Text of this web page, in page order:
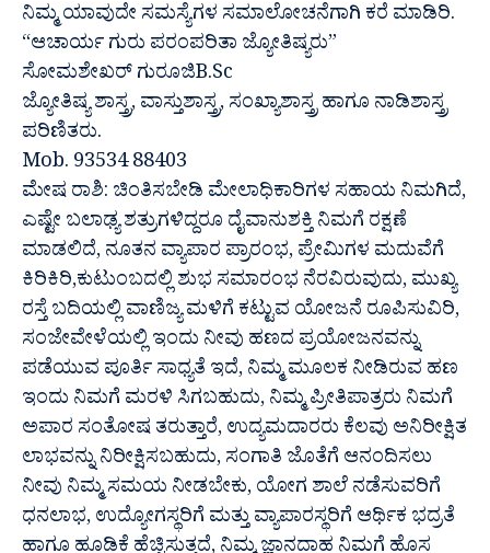
ನಿಮ್ಮ ಯಾವುದೇ ಸಮಸ್ಯೆಗಳ ಸಮಾಲೋಚನೆಗಾಗಿ ಕರೆ ಮಾಡಿರಿ.
“ಆಚಾರ್ಯ ಗುರು ಪರಂಪರಿತಾ ಜ್ಯೋತಿಷ್ಯರು”
ಸೋಮಶೇಖರ್ ಗುರೂಜಿB.Sc
ಜ್ಯೋತಿಷ್ಯ ಶಾಸ್ತ್ರ, ವಾಸ್ತುಶಾಸ್ತ್ರ, ಸಂಖ್ಯಾಶಾಸ್ತ್ರ ಹಾಗೂ ನಾಡಿಶಾಸ್ತ್ರ
ಪರಿಣಿತರು.
Mob. 93534 88403
ಮೇಷ ರಾಶಿ: ಚಿಂತಿಸಬೇಡಿ ಮೇಲಾಧಿಕಾರಿಗಳ ಸಹಾಯ ನಿಮಗಿದೆ,
ಎಷ್ಟೇ ಬಲಾಢ್ಯ ಶತ್ರುಗಳಿದ್ದರೂ ದೈವಾನುಶಕ್ತಿ ನಿಮಗೆ ರಕ್ಷಣೆ
ಮಾಡಲಿದೆ, ನೂತನ ವ್ಯಾಪಾರ ಪ್ರಾರಂಭ, ಪ್ರೇಮಿಗಳ ಮದುವೆಗೆ
ಕಿರಿಕಿರಿ,ಕುಟುಂಬದಲ್ಲಿ ಶುಭ ಸಮಾರಂಭ ನೆರವಿರುವುದು, ಮುಖ್ಯ
ರಸ್ತೆ ಬದಿಯಲ್ಲಿ ವಾಣಿಜ್ಯ ಮಳಿಗೆ ಕಟ್ಟುವ ಯೋಜನೆ ರೂಪಿಸುವಿರಿ,
ಸಂಜೇವೇಳೆಯಲ್ಲಿ ಇಂದು ನೀವು ಹಣದ ಪ್ರಯೋಜನವನ್ನು
ಪಡೆಯುವ ಪೂರ್ತಿ ಸಾಧ್ಯತೆ ಇದೆ, ನಿಮ್ಮ ಮೂಲಕ ನೀಡಿರುವ ಹಣ
ಇಂದು ನಿಮಗೆ ಮರಳಿ ಸಿಗಬಹುದು, ನಿಮ್ಮ ಪ್ರೀತಿಪಾತ್ರರು ನಿಮಗೆ
ಅಪಾರ ಸಂತೋಷ ತರುತ್ತಾರೆ, ಉದ್ಯಮದಾರರು ಕೆಲವು ಅನಿರೀಕ್ಷಿತ
ಲಾಭವನ್ನು ನಿರೀಕ್ಷಿಸಬಹುದು, ಸಂಗಾತಿ ಜೊತೆಗೆ ಆನಂದಿಸಲು
ನೀವು ನಿಮ್ಮ ಸಮಯ ನೀಡಬೇಕು, ಯೋಗ ಶಾಲೆ ನಡೆಸುವರಿಗೆ
ಧನಲಾಭ, ಉದ್ಯೋಗಸ್ಥರಿಗೆ ಮತ್ತು ವ್ಯಾಪಾರಸ್ಥರಿಗೆ ಆರ್ಥಿಕ ಭದ್ರತೆ